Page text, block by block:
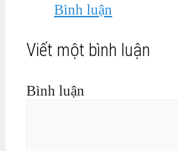
Bình luận
Viết một bình luận
Bình luận